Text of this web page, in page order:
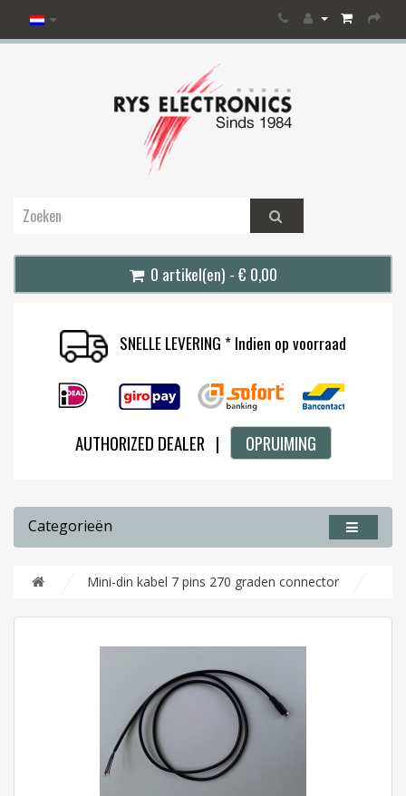
0 artikel(en) - € 0,00
SNELLE LEVERING * Indien op voorraad
AUTHORIZED DEALER | OPRUIMING
Categorieën
Mini-din kabel 7 pins 270 graden connector